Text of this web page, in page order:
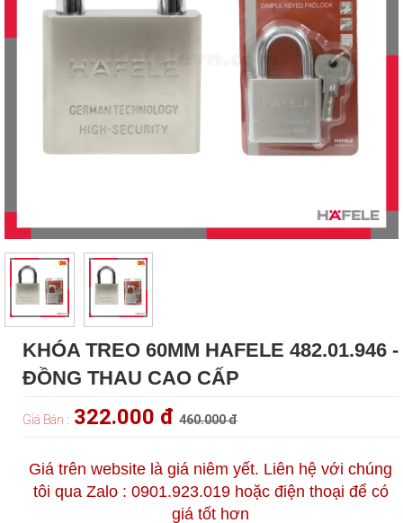
KHÓA TREO 60MM HAFELE 482.01.946 -
ĐỒNG THAU CAO CẤP
Giá Bán : 322.000 đ 460.000 đ
Giá trên website là giá niêm yết. Liên hệ với chúng
tôi qua Zalo : 0901.923.019 hoặc điện thoại để có
giá tốt hơn